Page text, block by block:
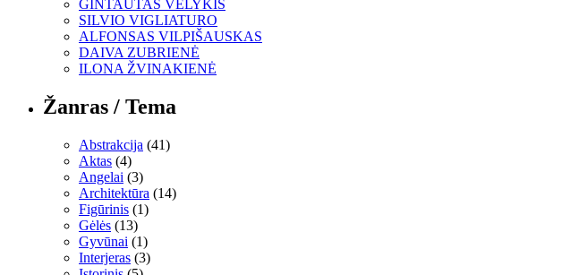
GINTAUTAS VELYKIS
SILVIO VIGLIATURO
ALFONSAS VILPIŠAUSKAS
DAIVA ZUBRIENĖ
ILONA ŽVINAKIENĖ
Žanras / Tema
Abstrakcija (41)
Aktas (4)
Angelai (3)
Architektūra (14)
Figūrinis (1)
Gėlės (13)
Gyvūnai (1)
Interjeras (3)